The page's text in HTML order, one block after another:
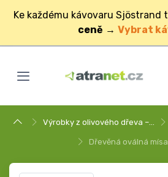
Ke každému kávovaru Sjöstrand
ceně → Vybrat
Výrobky z olivového dřeva –…
Dřevěná oválná